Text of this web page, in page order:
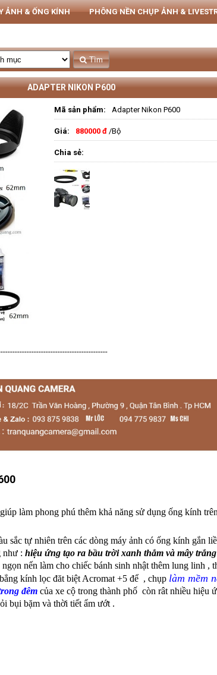
ẢNH & ỐNG KÍNH PHÔNG NỀN CHỤP ẢNH &
Tìm
ADAPTER NIKON P600
Mã sản phẩm: Adapter Nikon P600
Giá: 880000 đ /Bộ
Chia sẻ:
giúp làm phong phú thêm khả năng sử dụng ống kính
sắc tự nhiên trên các dòng máy ảnh có ống kính gắn
như : hiệu ứng tạo ra bầu trời xanh thẳm và mây trắng
nến làm cho chiếc bánh sinh nhật thêm lung linh ,
kính lọc đăt biệt Acromat +5 để , chụp làm mềm
đêm của xe cộ trong thành phố còn rât nhiều hiệu
bụi bặm và thời tiết ẩm ướt .